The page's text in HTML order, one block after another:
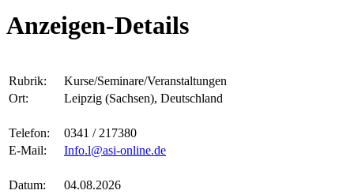
Anzeigen-Details
Rubrik:
Kurse/Seminare/Veranstaltungen
Ort:
Leipzig (Sachsen), Deutschland
Telefon:
0341 / 217380
E-Mail:
Info.l@asi-online.de
Datum:
04.08.2026